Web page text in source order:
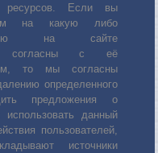
ресурсов. Если вы
на какую либо
на сайте
с её
то мы согласны
определенного
предложения о
использовать данный
пользователей,
источники